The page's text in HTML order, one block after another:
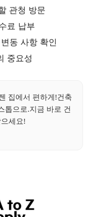
관청 방문
료 납부
동 사항 확인
중요성
집에서 편하게!건축
톱으로.지금 바로 건
세요!